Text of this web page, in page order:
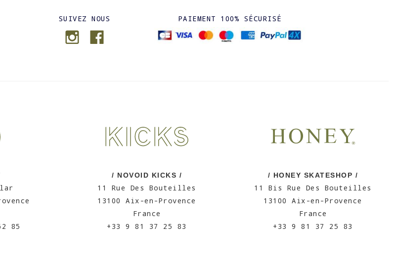
SUIVEZ NOUS PAIEMENT 100% SÉCURISÉ
85
/ NOVOID KICKS /
11 Rue Des Bouteilles
13100 Aix-en-Provence
France
+33 9 81 37 25 83
/ HONEY SKATESHOP /
11 Bis Rue Des Bouteilles
13100 Aix-en-Provence
France
+33 9 81 37 25 83